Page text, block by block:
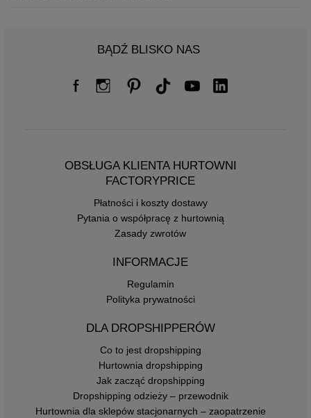
BĄDŹ BLISKO NAS
OBSŁUGA KLIENTA HURTOWNI
FACTORYPRICE
Płatności i koszty dostawy
Pytania o współpracę z hurtownią
Zasady zwrotów
INFORMACJE
Regulamin
Polityka prywatności
DLA DROPSHIPPERÓW
Co to jest dropshipping
Hurtownia dropshipping
Jak zacząć dropshipping
Dropshipping odzieży – przewodnik
Hurtownia dla sklepów stacjonarnych – zaopatrzenie